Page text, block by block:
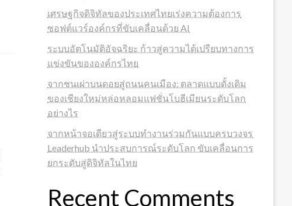
เศรษฐกิจดิจิทัลของประเทศไทยเร่งความต้องการ
ซอฟต์แวร์องค์กรที่ขับเคลื่อนด้วย AI
ระบบอัตโนมัติอัจฉริยะ ก้าวสู่ความได้เปรียบทางการ
แข่งขันขององค์กรไทย
จากชนเผ่าบนดอยสู่ถนนคนเมือง: ตลาดแบบดั้งเดิม
ของเชียงใหม่หล่อหลอมแฟชั่นโบฮีเมียนระดับโลก
อย่างไร
จากหน้าจอเดียวสู่ระบบทำงานร่วมกันแบบครบวงจร
Leaderhub นำประสบการณ์ระดับโลก ขับเคลื่อนการ
ยกระดับสู่ดิจิทัลในไทย
Recent Comments